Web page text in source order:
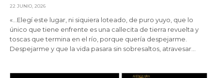
22 JUNIO, 2026
«…Elegí este lugar, ni siquiera loteado, de puro yuyo, que lo
único que tiene enfrente es una callecita de tierra revuelta y
toscas que termina en el río, porque quería despejarme.
Despejarme y que la vida pasara sin sobresaltos, atravesar…